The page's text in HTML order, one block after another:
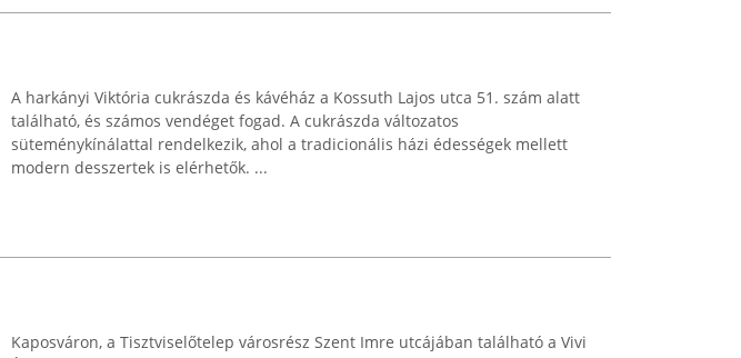
A harkányi Viktória cukrászda és kávéház a Kossuth Lajos utca 51. szám alatt
található, és számos vendéget fogad. A cukrászda változatos
süteménykínálattal rendelkezik, ahol a tradicionális házi édességek mellett
modern desszertek is elérhetők. ...
Kaposváron, a Tisztviselőtelep városrész Szent Imre utcájában található a Vivi